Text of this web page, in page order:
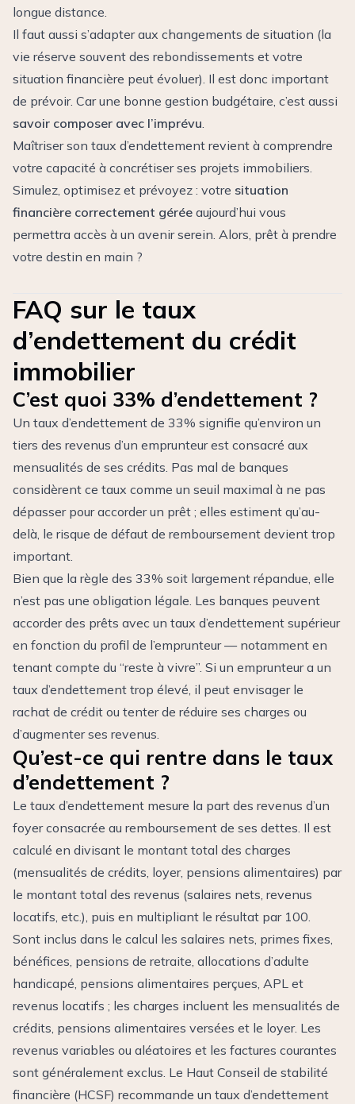
longue distance.
Il faut aussi s’adapter aux changements de situation (la
vie réserve souvent des rebondissements et votre
situation financière peut évoluer). Il est donc important
de prévoir. Car une bonne gestion budgétaire, c’est aussi
savoir composer avec l’imprévu.
Maîtriser son taux d’endettement revient à comprendre
votre capacité à concrétiser ses projets immobiliers.
Simulez, optimisez et prévoyez : votre situation
financière correctement gérée aujourd’hui vous
permettra accès à un avenir serein. Alors, prêt à prendre
votre destin en main ?
FAQ sur le taux
d’endettement du crédit
immobilier
C’est quoi 33% d’endettement ?
Un taux d’endettement de 33% signifie qu’environ un
tiers des revenus d’un emprunteur est consacré aux
mensualités de ses crédits. Pas mal de banques
considèrent ce taux comme un seuil maximal à ne pas
dépasser pour accorder un prêt ; elles estiment qu’au-
delà, le risque de défaut de remboursement devient trop
important.
Bien que la règle des 33% soit largement répandue, elle
n’est pas une obligation légale. Les banques peuvent
accorder des prêts avec un taux d’endettement supérieur
en fonction du profil de l’emprunteur — notamment en
tenant compte du “reste à vivre”. Si un emprunteur a un
taux d’endettement trop élevé, il peut envisager le
rachat de crédit ou tenter de réduire ses charges ou
d’augmenter ses revenus.
Qu’est-ce qui rentre dans le taux
d’endettement ?
Le taux d’endettement mesure la part des revenus d’un
foyer consacrée au remboursement de ses dettes. Il est
calculé en divisant le montant total des charges
(mensualités de crédits, loyer, pensions alimentaires) par
le montant total des revenus (salaires nets, revenus
locatifs, etc.), puis en multipliant le résultat par 100.
Sont inclus dans le calcul les salaires nets, primes fixes,
bénéfices, pensions de retraite, allocations d’adulte
handicapé, pensions alimentaires perçues, APL et
revenus locatifs ; les charges incluent les mensualités de
crédits, pensions alimentaires versées et le loyer. Les
revenus variables ou aléatoires et les factures courantes
sont généralement exclus. Le Haut Conseil de stabilité
financière (HCSF) recommande un taux d’endettement